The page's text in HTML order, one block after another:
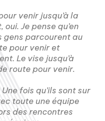
venir jusqu’à la
Je pense qu’en
gens parcourent au
pour venir et
Le vise jusqu’à
route pour venir.
fois qu’ils sont sur
toute une équipe
des rencontres